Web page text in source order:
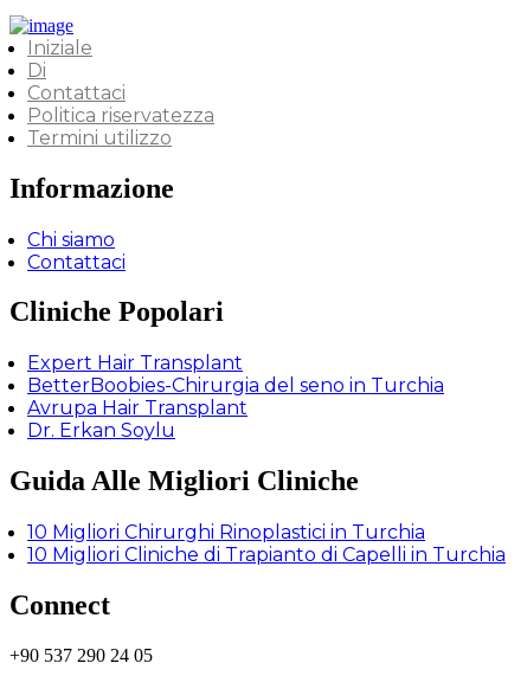
Iniziale
Di
Contattaci
Politica riservatezza
Termini utilizzo
Informazione
Chi siamo
Contattaci
Cliniche Popolari
Expert Hair Transplant
BetterBoobies-Chirurgia del seno in Turchia
Avrupa Hair Transplant
Dr. Erkan Soylu
Guida Alle Migliori Cliniche
10 Migliori Chirurghi Rinoplastici in Turchia
10 Migliori Cliniche di Trapianto di Capelli in Turchia
Connect
+90 537 290 24 05